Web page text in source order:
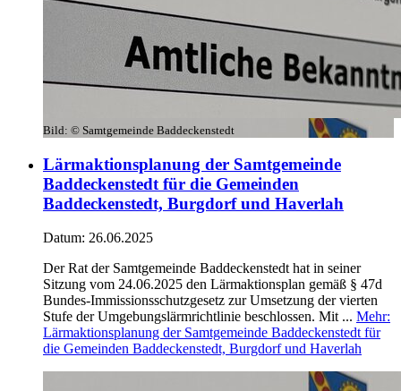
Bild: © Samtgemeinde Baddeckenstedt
Lärmaktionsplanung der Samtgemeinde
Baddeckenstedt für die Gemeinden
Baddeckenstedt, Burgdorf und Haverlah
Datum: 26.06.2025
Der Rat der Samtgemeinde Baddeckenstedt hat in seiner
Sitzung vom 24.06.2025 den Lärmaktionsplan gemäß § 47d
Bundes-Immissionsschutzgesetz zur Umsetzung der vierten
Stufe der Umgebungslärmrichtlinie beschlossen. Mit ... Mehr:
Lärmaktionsplanung der Samtgemeinde Baddeckenstedt für
die Gemeinden Baddeckenstedt, Burgdorf und Haverlah